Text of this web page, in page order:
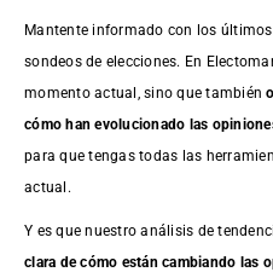
Mantente informado con los
sondeos de elecciones. En
momento actual, sino que también
cómo han evolucionado las
para que tengas todas las
actual.
Y es que nuestro análisis de
clara de cómo están cambiando las